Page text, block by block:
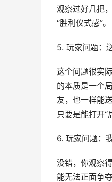
观察过好几把
“胜利仪式感”。
5. 玩家问题：
这个问题很实
的本质是一个
友，也一样能
只要是能打开“
6. 玩家问题：
没错，你观察
能无法正面争